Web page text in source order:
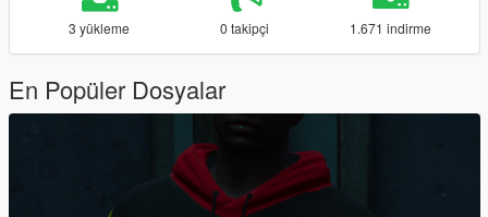
3 yükleme 0 takipçi 1.671 indirme
En Popüler Dosyalar